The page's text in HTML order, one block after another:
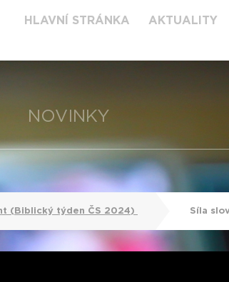
HLAVNÍ STRÁNKA AKTUALITY
NOVINKY
(Biblický týden ČS 2024) Síla